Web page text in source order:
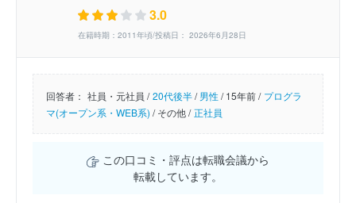
3.0
在籍時期：2011年頃/投稿日： 2026年6月28日
回答者： 社員・元社員 / 20代後半/男性/15年前 / プログラ
マ(オープン系・WEB系) /その他 / 正社員
この口コミ・評点は転職会議から
転載しています。